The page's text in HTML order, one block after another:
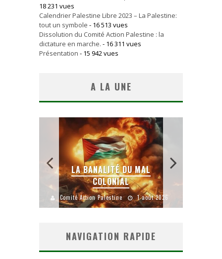
18 231 vues
Calendrier Palestine Libre 2023 – La Palestine:
tout un symbole - 16 513 vues
Dissolution du Comité Action Palestine : la
dictature en marche. - 16 311 vues
Présentation - 15 942 vues
A LA UNE
LA BANALITÉ DU MAL
COLONIAL
Comité Action Palestine 1 août 2026
NAVIGATION RAPIDE